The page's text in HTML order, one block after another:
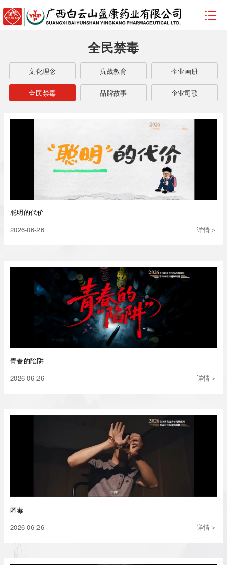
全民禁毒
文化理念 抗战教育 企业画册
全民禁毒 品牌故事 企业司歌
聪明的代价
2026-06-26
详情＞
青春的陷阱
2026-06-26
详情＞
匿毒
2026-06-26
详情＞